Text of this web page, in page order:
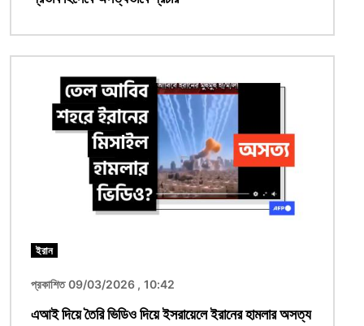
ইরান
প্রকাশিত 09/03/2026 , 10:42
এআই দিয়ে তৈরি ভিডিও দিয়ে ইসরায়েলে ইরানের হামলার অসত্য